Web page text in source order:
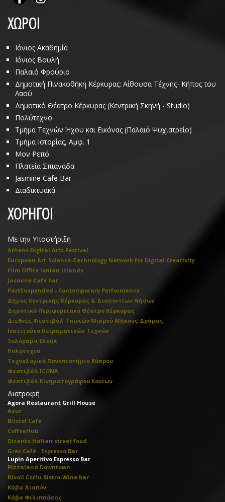
ΧΩΡΟΙ
Ιόνιος Ακαδημία
Ιόνιος Βουλή
Παλαιό Φρούριο
Δημοτική Πινακοθήκη Κέρκυρας: Αίθουσα Τέχνης- Κήπος του
Λαού
Δημοτικό Θέατρο Κέρκυρας (Κεντρική Σκηνή - Studio)
Πολύτεχνο
Τμήμα Τεχνών Ήχου και Εικόνας (Παλαιό Ψυχιατρείο)
Τμήμα Ιστορίας, Αμφ. 1
Μον Ρεπό
Πλατεία Σπιανάδα
Jasmine Cafe Bar
Διαδικτυακά
ΧΟΡΗΓΟΙ
Με την Υποστήριξη
Athens Digital Arts Festival
European Art-Science-Technology Network for Digital Creativity
Film Office Ionian Islands
Jasmine Cafe bar
PartSuspended - Contemporary Performance
Δήμος Κεντρικής Κέρκυρας & Διαποντίων Νήσων
Δημοτικό Περιφερειακό Θέατρο Κέρκυρας
Διεθνές Φεστιβάλ Ταινιών Μικρού Μήκους Δράμας
Ινστιτούτο Πειραματικών Τεχνών
Ξυλόραμα Ελούλ
Πολύτεχνο
Τεχνολογικό Πανεπιστήμιο Κύπρου
Φεστιβάλ ICONA
Φεστιβάλ Κινηματογράφου Χανίων
Διατροφή
Agora Restaurant Grill House
Azur
Bristol Cafe
CoffeeHub
Disanto Italian street food
Grec Café - Espresso Bar
Lupin Aperitivo Espresso Bar
Pizzaland Downtown
Rivoli Corfu Bistro-Wine bar
Κάβα Διαπόν
Κάβα Φιλιππάκης